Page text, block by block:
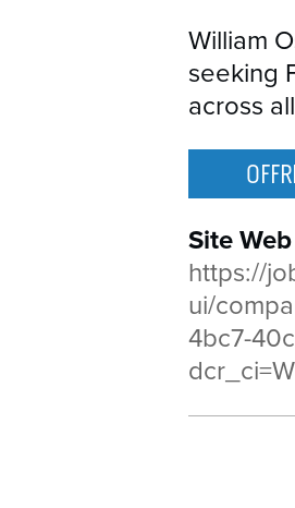
William
seeking
across
Site
https://
ui/
4bc7-